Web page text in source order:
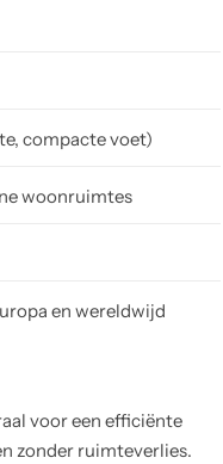
compacte voet)
woonruimtes
en wereldwijd
voor een efficiënte
zonder ruimteverlies.